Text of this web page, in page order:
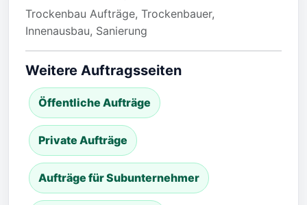
Trockenbau Aufträge, Trockenbauer,
Innenausbau, Sanierung
Weitere Auftragsseiten
Öffentliche Aufträge
Private Aufträge
Aufträge für Subunternehmer